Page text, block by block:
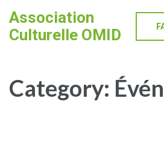
to
content
Association
Culturelle OMID
Category: